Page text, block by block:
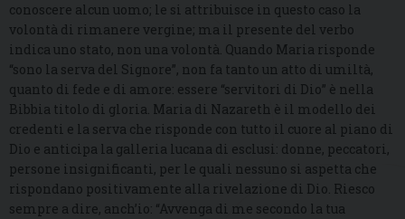
conoscere alcun uomo; le si attribuisce in questo caso la
volontà di rimanere vergine; ma il presente del verbo
indica uno stato, non una volontà. Quando Maria risponde
“sono la serva del Signore”, non fa tanto un atto di umiltà,
quanto di fede e di amore: essere “servitori di Dio” è nella
Bibbia titolo di gloria. Maria di Nazareth è il modello dei
credenti e la serva che risponde con tutto il cuore al piano di
Dio e anticipa la galleria lucana di esclusi: donne, peccatori,
persone insignificanti, per le quali nessuno si aspetta che
rispondano positivamente alla rivelazione di Dio. Riesco
sempre a dire, anch’io: “Avvenga di me secondo la tua